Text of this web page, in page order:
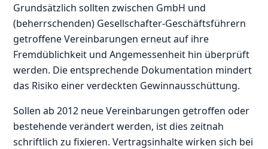
Grundsätzlich sollten zwischen GmbH und
(beherrschenden) Gesellschafter-Geschäftsführern
getroffene Vereinbarungen erneut auf ihre
Fremdüblichkeit und Angemessenheit hin überprüft
werden. Die entsprechende Dokumentation mindert
das Risiko einer verdeckten Gewinnausschüttung.
Sollen ab 2012 neue Vereinbarungen getroffen oder
bestehende verändert werden, ist dies zeitnah
schriftlich zu fixieren. Vertragsinhalte wirken sich bei